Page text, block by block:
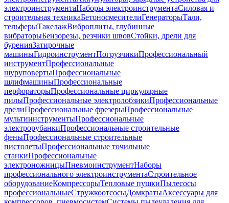
электроинструментаНаборы электроинструментаСиловая и
строительная техникаБетоносмесителиГенераторыТали,
тельферыТакелажВиброплиты, глубинные
вибраторыБензорезы, резчики швовСтойки, дрели для
буренияЗатирочные
машиныГидроинструментПогрузчикиПрофессиональный
инструментПрофессиональные
шуруповертыПрофессиональные
шлифмашиныПрофессиональные
перфораторыПрофессиональные циркулярные
пилыПрофессиональные электролобзикиПрофессиональные
дрелиПрофессиональные фрезерыПрофессиональные
мультиинструментыПрофессиональные
электрорубанкиПрофессиональные строительные
феныПрофессиональные строительные
пистолетыПрофессиональные точильные
станкиПрофессиональные
электроножницыПневмоинструментНаборы
профессионального электроинструментаСтроительное
оборудованиеКомпрессорыТепловые пушкиПылесосы
профессиональныеСтружкоотсосыДомкратыАксессуары для